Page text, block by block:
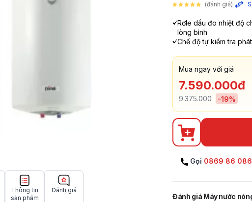
Thông tin
sản phẩm
Đánh giá
(đánh giá)
Rơle dầu đo nhiệt độ
lòng bình
Chế độ tự kiểm tra
Mua ngay với giá
7.590.000đ
9.375.000 -19%
Gọi 0869 86
Đánh giá Máy nước